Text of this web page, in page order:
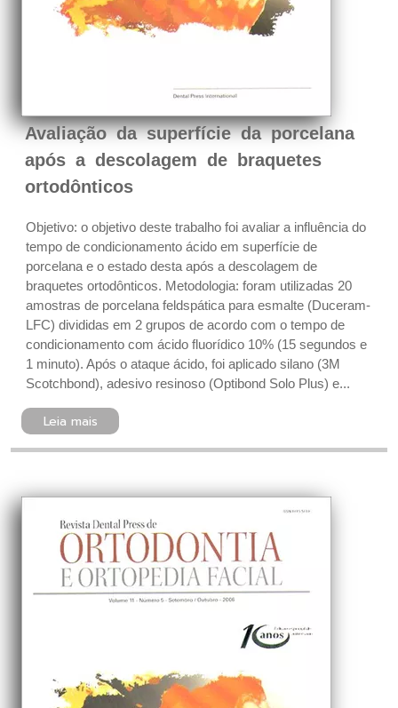
Avaliação da superfície da porcelana
após a descolagem de braquetes
ortodônticos
Objetivo: o objetivo deste trabalho foi avaliar a influência do
tempo de condicionamento ácido em superfície de
porcelana e o estado desta após a descolagem de
braquetes ortodônticos. Metodologia: foram utilizadas 20
amostras de porcelana feldspática para esmalte (Duceram-
LFC) divididas em 2 grupos de acordo com o tempo de
condicionamento com ácido fluorídico 10% (15 segundos e
1 minuto). Após o ataque ácido, foi aplicado silano (3M
Scotchbond), adesivo resinoso (Optibond Solo Plus) e...
Leia mais